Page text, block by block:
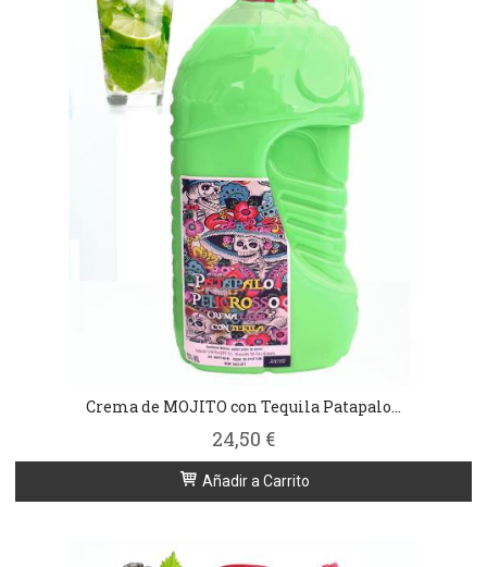
Crema de MOJITO con Tequila Patapalo...
24,50 €
Añadir a Carrito